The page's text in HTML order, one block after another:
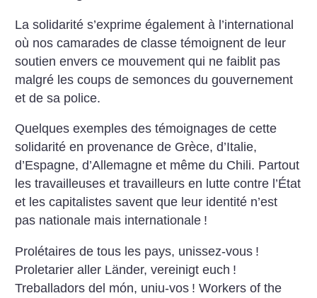
La solidarité s’exprime également à l’international
où nos camarades de classe témoignent de leur
soutien envers ce mouvement qui ne faiblit pas
malgré les coups de semonces du gouvernement
et de sa police.
Quelques exemples des témoignages de cette
solidarité en provenance de Grèce, d’Italie,
d’Espagne, d’Allemagne et même du Chili. Partout
les travailleuses et travailleurs en lutte contre l’État
et les capitalistes savent que leur identité n’est
pas nationale mais internationale !
Prolétaires de tous les pays, unissez-vous !
Proletarier aller Länder, vereinigt euch !
Treballadors del món, uniu-vos ! Workers of the